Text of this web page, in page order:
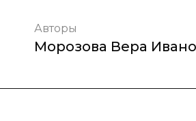
Авторы
Морозова Вера